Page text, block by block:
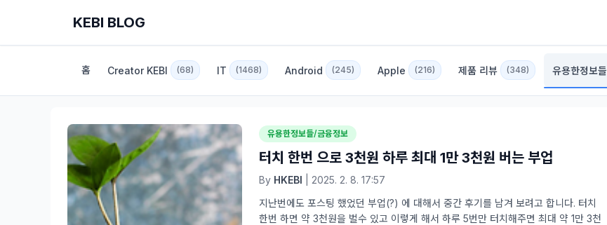
KEBI BLOG
홈 Creator KEBI (68) IT (1468) Android (245) Apple (216) 제품 리뷰 (348) 유용한정보들
유용한정보들/금융정보
터치 한번 으로 3천원 하루 최대 1만 3천원 버는 부업
By HKEBI | 2025. 2. 8. 17:57
지난번에도 포스팅 했었던 부업(?) 에 대해서 중간 후기를 남겨 보려고 합니다. 터치
한번 하면 약 3천원을 벌수 있고 이렇게 해서 하루 5번만 터치해주면 최대 약 1만 3천